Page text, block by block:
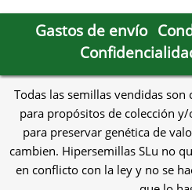
Gastos de envío
Todas las semillas vendidas
para propósitos de colección
para preservar genética de
cambien. Hipersemillas SLu no
en conflicto con la ley y no se